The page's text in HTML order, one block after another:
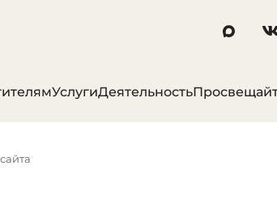
УслугиДеятельность